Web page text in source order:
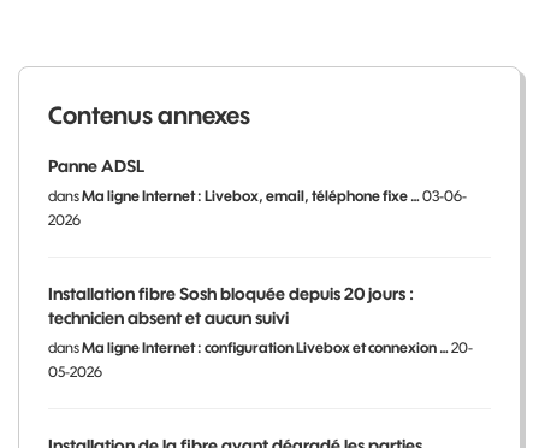
Contenus annexes
Panne ADSL
dansMa ligne Internet : Livebox, email, téléphone fixe …03-06-
2026
Installation fibre Sosh bloquée depuis 20 jours :
technicien absent et aucun suivi
dansMa ligne Internet : configuration Livebox et connexion …20-
05-2026